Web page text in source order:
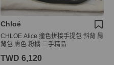
Chloé
CHLOE Alice 撞色拼接手提包 斜背 肩
背包 膚色 粉橘 二手精品
TWD 6,120